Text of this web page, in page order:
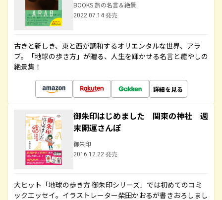
BOOKS 旅の名言＆絶景
2022.07.14 発売
古きと新しき、東と西が調和するオリエンタルな世界、アラ
ブ。「地球の歩き方」が贈る、人生を輝かせる名言と癒やしの
絶景集！
詳細を見る
御朱印はじめました 関東の神社 週
末開運さんぽ
御朱印
2016.12.22 発売
大ヒット「地球の歩き方 御朱印シリーズ」では初めてのコミ
ックエッセイ。イラストレーター柴田かおるが書きおろしまし